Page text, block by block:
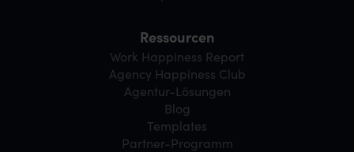
Ressourcen
Work Happiness Report
Agency Happiness Club
Agentur-Lösungen
Blog
Templates
Partner-Programm